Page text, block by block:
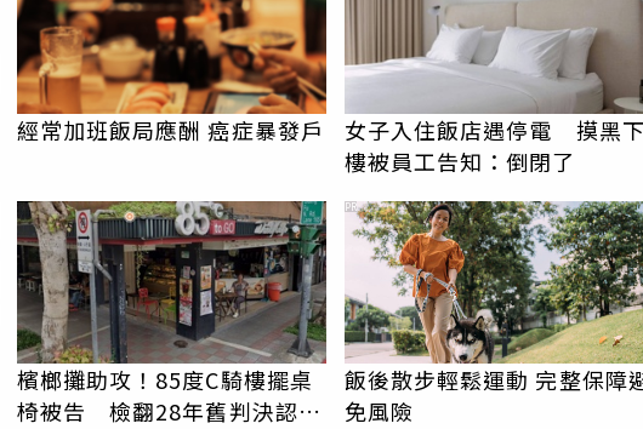
經常加班飯局應酬 癌症暴發戶
女子入住飯店遇停電 摸黑
樓被員工告知：倒閉了
檳榔攤助攻！85度C騎樓擺桌
椅被告 檢翻28年舊判決認證
飯後散步輕鬆運動 完整保障
免風險
PR